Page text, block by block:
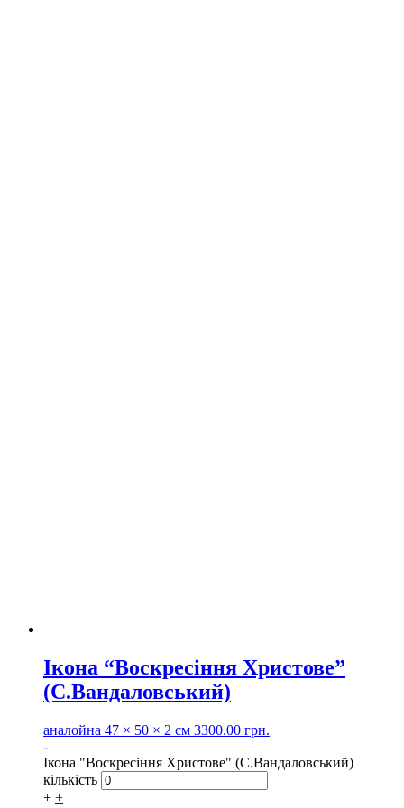
Ікона “Воскресіння Христове”
(С.Вандаловський)
аналойна 47 × 50 × 2 см 3300.00 грн.
-
Ікона "Воскресіння Христове" (С.Вандаловський)
кількість
+ +